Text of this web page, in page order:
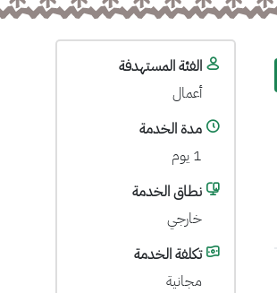
الفئة المستهدفة
أعمال
مدة الخدمة
1 يوم
نطاق الخدمة
خارجي
تكلفة الخدمة
مجانية